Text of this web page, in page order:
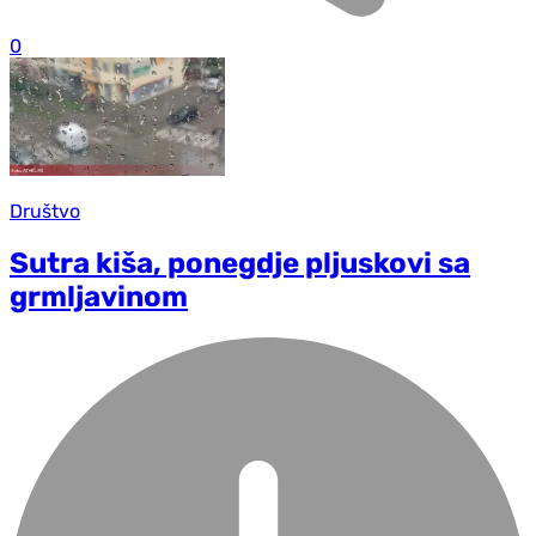
0
Društvo
Sutra kiša, ponegd‌je pljuskovi sa
grmljavinom